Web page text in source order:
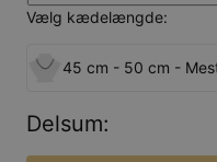
Vælg kædelængde:
45 cm - 50 cm -
Delsum: